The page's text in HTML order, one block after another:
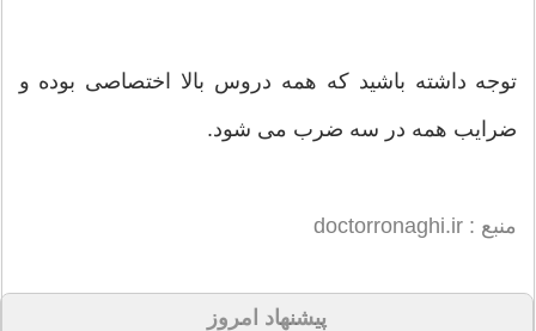
توجه داشته باشید که همه دروس بالا اختصاصی بوده و
ضرایب همه در سه ضرب می شود.
منبع : doctorronaghi.ir
پیشنهاد امروز